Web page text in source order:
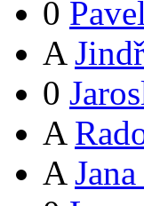
0
A
0
A
A